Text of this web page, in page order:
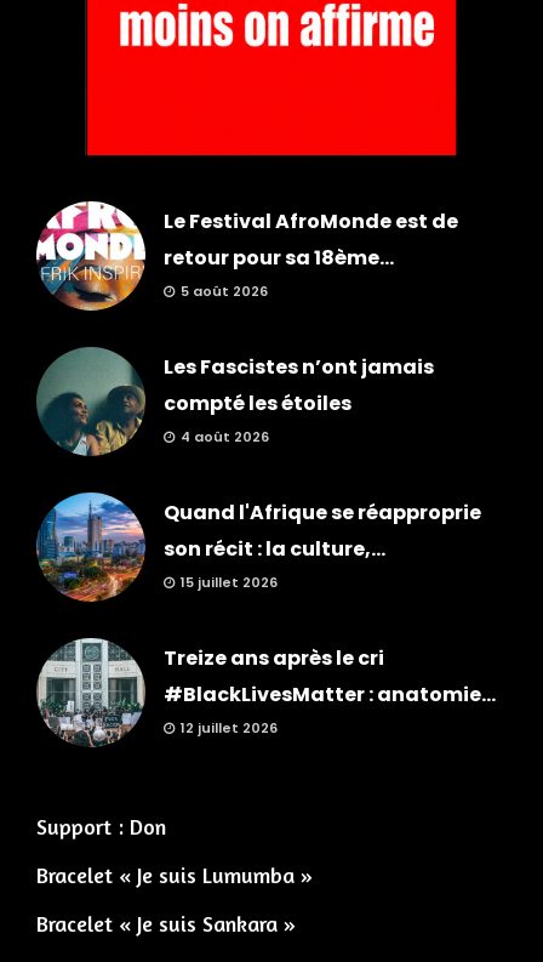
Le Festival AfroMonde est de
retour pour sa 18ème...
5 août 2026
Les Fascistes n’ont jamais
compté les étoiles
4 août 2026
Quand l'Afrique se réapproprie
son récit : la culture,...
15 juillet 2026
Treize ans après le cri
#BlackLivesMatter : anatomie...
12 juillet 2026
Support : Don
Bracelet « Je suis Lumumba »
Bracelet « Je suis Sankara »